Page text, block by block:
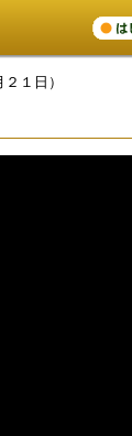
１日）